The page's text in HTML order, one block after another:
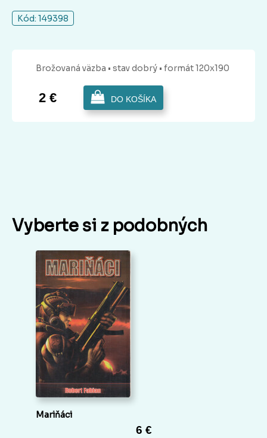
Kód: 149398
Brožovaná väzba • stav dobrý • formát 120x190
2 € DO KOŠÍKA
Vyberte si z podobných
Mariňáci
6 €